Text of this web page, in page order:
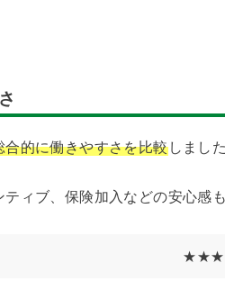
合的に働きやすさを比較しました
ィブ、保険加入などの安心感